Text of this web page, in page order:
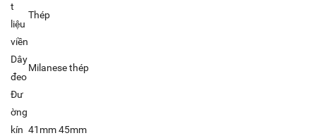
t
liệu
viền
Thép
Dây
đeo
Milanese thép
Đư
ờng
kín 41mm 45mm